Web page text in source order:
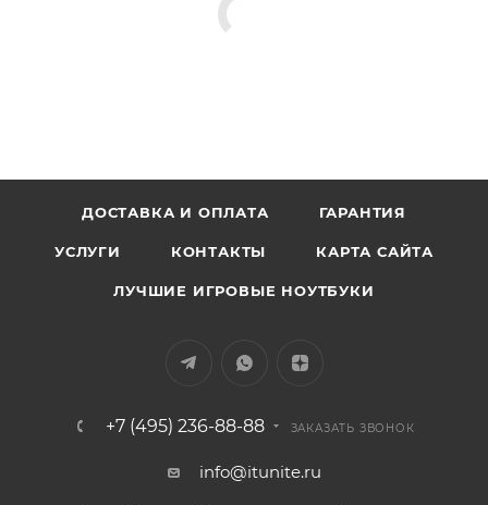
ДОСТАВКА И ОПЛАТА ГАРАНТИЯ
УСЛУГИ КОНТАКТЫ КАРТА САЙТА
ЛУЧШИЕ ИГРОВЫЕ НОУТБУКИ
+7 (495) 236-88-88 ЗАКАЗАТЬ ЗВОНОК
info@itunite.ru